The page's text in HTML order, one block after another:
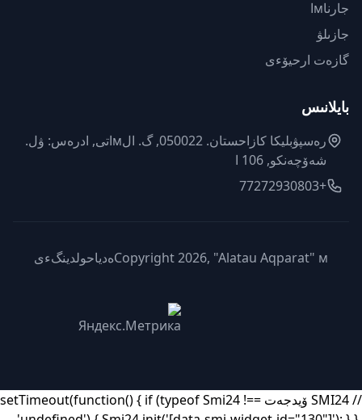
جارناмا
جازىلۋ
گازەت ارحيۆءى
بايلانىس
رەسپۋبليكا كازاحستان. 050022, گ. الмاتى, ادرەس: ۋل.
شەۆچەنكو, 106 ا
+77272930803
Copyright 2026, "Alatau Aqparat" мەدياحولدينگءى
// SMI24 ۆيدجەت setTimeout(function() { if (typeof Smi24 !==